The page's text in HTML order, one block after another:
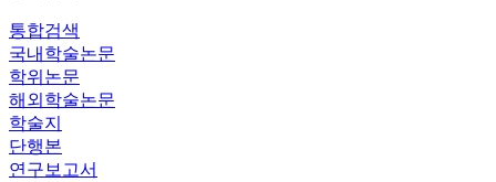
통합검색
국내학술논문
학위논문
해외학술논문
학술지
단행본
연구보고서